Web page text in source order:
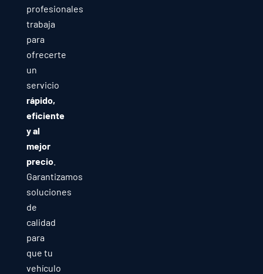
profesionales
trabaja
para
ofrecerte
un
servicio
rápido,
eficiente
y al
mejor
precio.
Garantizamos
soluciones
de
calidad
para
que tu
vehículo